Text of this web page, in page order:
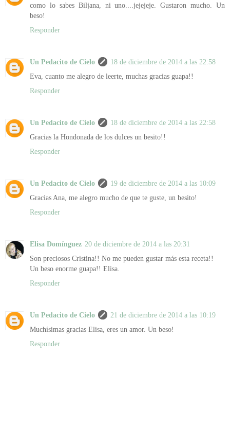
como lo sabes Biljana, ni uno....jejejeje. Gustaron mucho. Un
beso!
Responder
Un Pedacito de Cielo
18 de diciembre de 2014 a las 22:58
Eva, cuanto me alegro de leerte, muchas gracias guapa!!
Responder
Un Pedacito de Cielo
18 de diciembre de 2014 a las 22:58
Gracias la Hondonada de los dulces un besito!!
Responder
Un Pedacito de Cielo
19 de diciembre de 2014 a las 10:09
Gracias Ana, me alegro mucho de que te guste, un besito!
Responder
Elisa Domínguez 20 de diciembre de 2014 a las 20:31
Son preciosos Cristina!! No me pueden gustar más esta receta!!
Un beso enorme guapa!! Elisa.
Responder
Un Pedacito de Cielo
21 de diciembre de 2014 a las 10:19
Muchísimas gracias Elisa, eres un amor. Un beso!
Responder